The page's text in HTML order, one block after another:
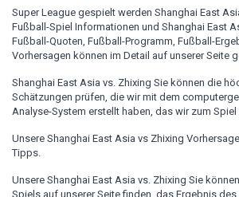
Super League gespielt werden Shanghai East
Fußball-Spiel Informationen und Shanghai East
Fußball-Quoten, Fußball-Programm, Fußball-
Vorhersagen können im Detail auf unserer Seite
Shanghai East Asia vs. Zhixing Sie können die
Schätzungen prüfen, die wir mit dem
Analyse-System erstellt haben, das wir zum
Unsere Shanghai East Asia vs Zhixing
Tipps.
Unsere Shanghai East Asia vs. Zhixing Sie
Spiels auf unserer Seite finden, das Ergebnis